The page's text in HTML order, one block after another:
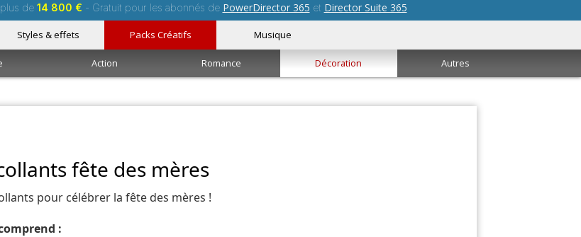
de 14 800 € - Gratuit pour les abonnés de PowerDirector 365 et Director Suite 365
Styles & effets Packs Créatifs Musique
Action Romance Décoration Autres
fête des mères
pour célébrer la fête des mères !
: